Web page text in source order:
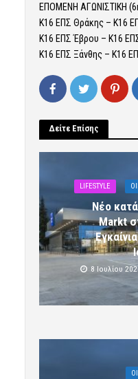
ΕΠΟΜΕΝΗ ΑΓΩΝΙΣΤΙΚΗ
Κ16 ΕΠΣ Θράκης – Κ16
Κ16 ΕΠΣ Έβρου – Κ16
Κ16 ΕΠΣ Ξάνθης – Κ16
Δείτε Επίσης
LIFESTYLE
Νέο
Markt
8 Ιουλίου